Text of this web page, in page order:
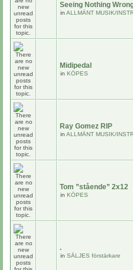
Seeing Nothing
in ALLMÄNT MUSIK/
Midipedal
in KÖPES
Ray Gomez RIP
in ALLMÄNT MUSIK/
Tom ”stående” 2x12
in KÖPES
.
in SÄLJES förstärkare